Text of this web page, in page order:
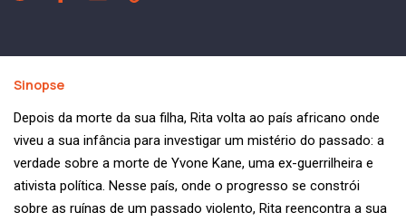
Sinopse
Depois da morte da sua filha, Rita volta ao país africano onde
viveu a sua infância para investigar um mistério do passado: a
verdade sobre a morte de Yvone Kane, uma ex-guerrilheira e
ativista política. Nesse país, onde o progresso se constrói
sobre as ruínas de um passado violento, Rita reencontra a sua